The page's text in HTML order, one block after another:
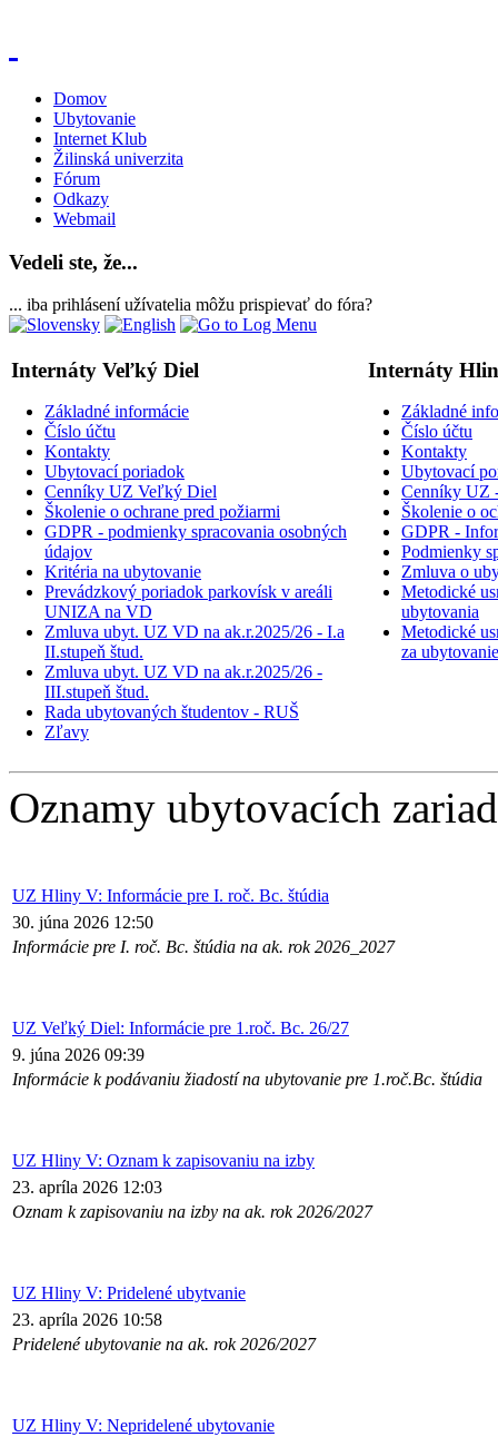
Domov
Ubytovanie
Internet Klub
Žilinská univerzita
Fórum
Odkazy
Webmail
Vedeli ste, že...
... iba prihlásení užívatelia môžu prispievať do fóra?
Internáty Veľký Diel Internáty
Základné informácie
Číslo účtu
Kontakty
Ubytovací poriadok
Cenníky UZ Veľký Diel
Školenie o ochrane pred požiarmi
GDPR - podmienky spracovania osobných
údajov
Kritéria na ubytovanie
Prevádzkový poriadok parkovísk v areáli
UNIZA na VD
Zmluva ubyt. UZ VD na ak.r.2025/26 - I.a
II.stupeň štud.
Zmluva ubyt. UZ VD na ak.r.2025/26 -
III.stupeň štud.
Rada ubytovaných študentov - RUŠ
Zľavy
Základné
Číslo účtu
Kontakty
Ubytovací
Cenníky UZ
Školenie o
GDPR -
Podmienky
Zmluva o
Metodické
ubytovania
Metodické
za ubytovanie
Oznamy ubytovacích
UZ Hliny V: Informácie pre I. roč. Bc. štúdia
30. júna 2026 12:50
Informácie pre I. roč. Bc. štúdia na ak. rok 2026_2027
UZ Veľký Diel: Informácie pre 1.roč. Bc. 26/27
9. júna 2026 09:39
Informácie k podávaniu žiadostí na ubytovanie pre 1.roč.Bc. štúdia
UZ Hliny V: Oznam k zapisovaniu na izby
23. apríla 2026 12:03
Oznam k zapisovaniu na izby na ak. rok 2026/2027
UZ Hliny V: Pridelené ubytvanie
23. apríla 2026 10:58
Pridelené ubytovanie na ak. rok 2026/2027
UZ Hliny V: Nepridelené ubytovanie